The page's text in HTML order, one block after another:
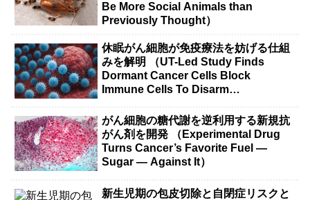
Be More Social Animals than
Previously Thought）
休眠がん細胞が免疫療法を妨げる仕組
みを解明 （UT-Led Study Finds
Dormant Cancer Cells Block
Immune Cells To Disarm
がん細胞の糖代謝を逆利用する新規抗
がん剤を開発 （Experimental Drug
Turns Cancer’s Favorite Fuel —
Sugar — Against It）
新生児期の包皮切除と自閉症リスクと